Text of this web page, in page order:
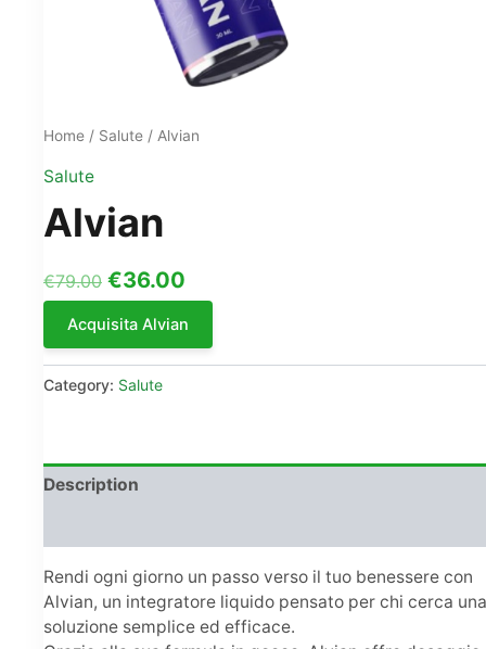
Home / Salute / Alvian
Salute
Alvian
€79.00 Original
price
was:
€79.00.
€36.00
price
is:
Acquisita Alvian
Category: Salute
Description
Rendi ogni giorno un passo verso il tuo benessere con
Alvian, un integratore liquido pensato per chi cerca una
soluzione semplice ed efficace.